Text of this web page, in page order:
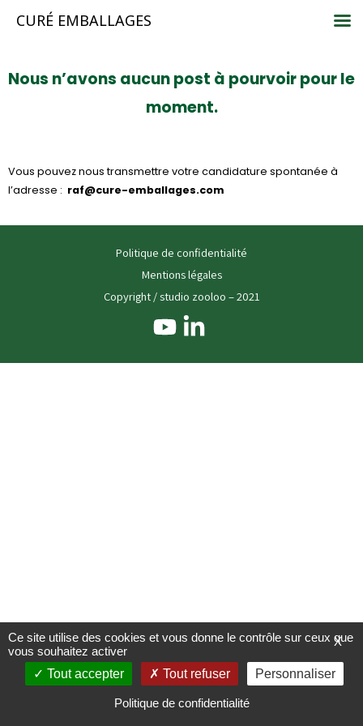
Nous n’avons aucun post à pourvoir pour le
moment.
Vous pouvez nous transmettre votre candidature spontanée à
l’adresse : raf@cure-emballages.com
Politique de confidentialité
Mentions légales
Copyright / studio zooloo – 2021
CURÉ EMBALLAGES
X
Ce site utilise des cookies et vous donne le contrôle sur ceux que
vous souhaitez activer
Tout accepter
Tout refuser Personnaliser
Politique de confidentialité